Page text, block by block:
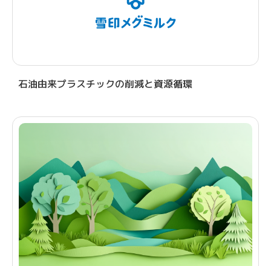
石油由来プラスチックの削減と資源循環